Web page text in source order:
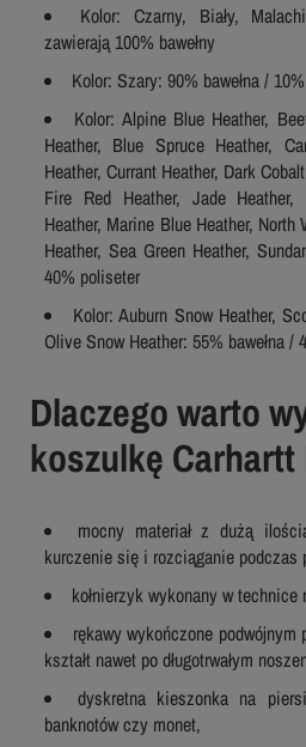
Kolor: Czarny, Biały,
zawierają 100% bawełny
Kolor: Szary: 90% bawełna /
Kolor: Alpine Blue Heather,
Heather, Blue Spruce Heather,
Heather, Currant Heather, Dark
Fire Red Heather, Jade Heather,
Heather, Marine Blue Heather,
Heather, Sea Green Heather,
40% poliseter
Kolor: Auburn Snow Heather,
Olive Snow Heather: 55% bawełna /
Dlaczego warto
koszulkę Carhartt
mocny materiał z dużą
kurczenie się i rozciąganie podczas
kołnierzyk wykonany w
rękawy wykończone
kształt nawet po długotrwałym
dyskretna kieszonka na
banknotów czy monet,